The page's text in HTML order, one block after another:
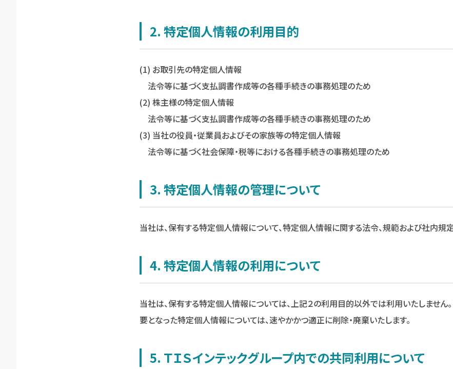
2. 特定個人情報の利用目的
(1) お取引先の特定個人情報
法令等に基づく支払調書作成等の各種手続きの事務処理のため
(2) 株主様の特定個人情報
法令等に基づく支払調書作成等の各種手続きの事務処理のため
(3) 当社の役員・従業員およびその家族等の特定個人情報
法令等に基づく社会保障・税等における各種手続きの事務処理のため
3. 特定個人情報の管理について
当社は、保有する特定個人情報について、特定個人情報に関する法令、規範および社内規
4. 特定個人情報の利用について
当社は、保有する特定個人情報については、上記２の利用目的以外では利用いたしません
要となった特定個人情報については、速やかかつ適正に削除・廃棄いたします。
5. ＴＩＳインテックグループ内での共同利用について